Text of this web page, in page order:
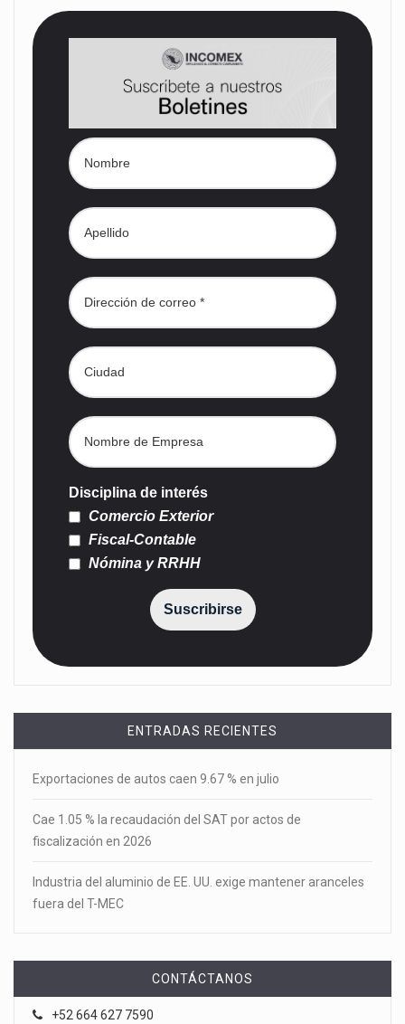
Disciplina de interés
Comercio Exterior
Fiscal-Contable
Nómina y RRHH
Suscribirse
ENTRADAS RECIENTES
Exportaciones de autos caen 9.67 % en julio
Cae 1.05 % la recaudación del SAT por actos de
fiscalización en 2026
Industria del aluminio de EE. UU. exige mantener aranceles
fuera del T-MEC
CONTÁCTANOS
+52 664 627 7590